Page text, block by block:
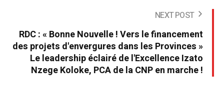
NEXT POST
RDC : « Bonne Nouvelle ! Vers le financement
des projets d'envergures dans les Provinces »
Le leadership éclairé de l'Excellence Izato
Nzege Koloke, PCA de la CNP en marche !